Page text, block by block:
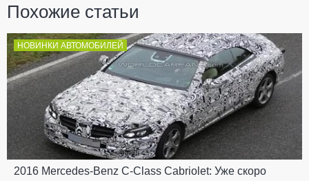
Похожие статьи
НОВИНКИ АВТОМОБИЛЕЙ
2016 Mercedes-Benz C-Class Cabriolet: Уже скоро